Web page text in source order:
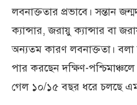
লবনাক্ততার প্রভাবে। সন্তান
ক্যান্সার, জরায়ু ক্যান্সার বা
অন্যতম কারণ লবনাক্ততা।
পার করছেন দক্ষিণ-
গেল ১০/১৫ বছর ধরে চলছে